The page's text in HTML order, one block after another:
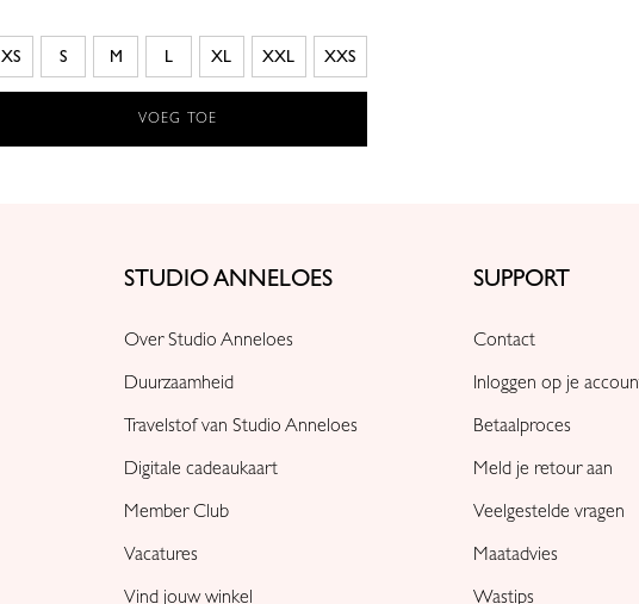
XS S M L XL XXL XXS
VOEG TOE
STUDIO ANNELOES
Over Studio Anneloes
Duurzaamheid
Travelstof van Studio Anneloes
Digitale cadeaukaart
Member Club
Vacatures
Vind jouw winkel
SUPPORT
Contact
Inloggen op je
Betaalproces
Meld je retour aan
Veelgestelde vragen
Maatadvies
Wastips